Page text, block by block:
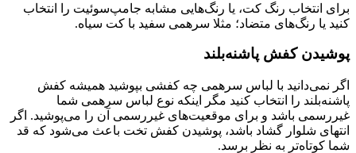
برای انتخاب رنگ کت، یا رنگ‌هایی مشابه جامپ‌سوئیت را انتخاب
کنید یا رنگ‌های متضاد؛ مثلا سرهمی سفید با کت سیاه.
پوشیدن کفش پاشنه‌بلند
اگر نمی‌دانید با لباس سرهمی چه کفشی بپوشید همیشه کفش
پاشنه‌بلند را انتخاب کنید مگر اینکه نوع لباس سرهمی شما
غیررسمی باشد و برای موقعیت‌های غیررسمی آن را می‌پوشید. اگر
انتهای شلوار گشاد باشد، پوشیدن کفش تخت باعث می‌شود که قد
شما کوتاه‌تر به نظر برسد.